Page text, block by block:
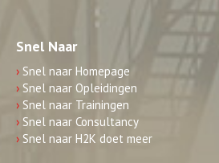
Snel Naar
› Snel naar Homepage
› Snel naar Opleidingen
› Snel naar Trainingen
› Snel naar Consultancy
› Snel naar H2K doet meer